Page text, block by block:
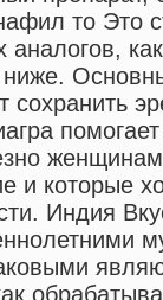
то Это
ниже.
и которые
Индия